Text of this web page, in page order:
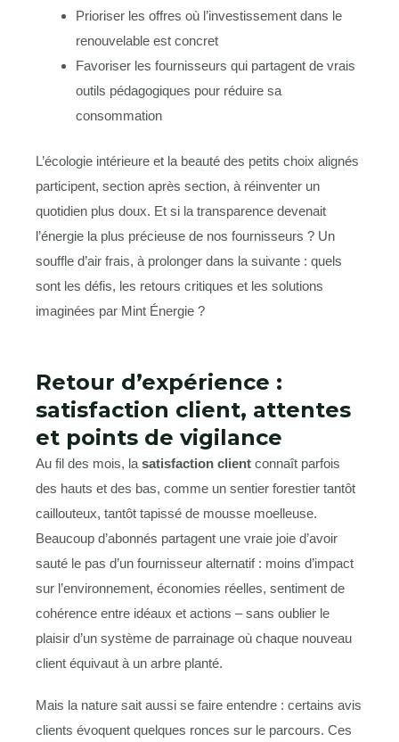
Prioriser les offres où l’investissement dans le
renouvelable est concret
Favoriser les fournisseurs qui partagent de vrais
outils pédagogiques pour réduire sa
consommation
L’écologie intérieure et la beauté des petits choix alignés
participent, section après section, à réinventer un
quotidien plus doux. Et si la transparence devenait
l’énergie la plus précieuse de nos fournisseurs ? Un
souffle d’air frais, à prolonger dans la suivante : quels
sont les défis, les retours critiques et les solutions
imaginées par Mint Énergie ?
Retour d’expérience :
satisfaction client, attentes
et points de vigilance
Au fil des mois, la satisfaction client connaît parfois
des hauts et des bas, comme un sentier forestier tantôt
caillouteux, tantôt tapissé de mousse moelleuse.
Beaucoup d’abonnés partagent une vraie joie d’avoir
sauté le pas d’un fournisseur alternatif : moins d’impact
sur l’environnement, économies réelles, sentiment de
cohérence entre idéaux et actions – sans oublier le
plaisir d’un système de parrainage où chaque nouveau
client équivaut à un arbre planté.
Mais la nature sait aussi se faire entendre : certains avis
clients évoquent quelques ronces sur le parcours. Ces